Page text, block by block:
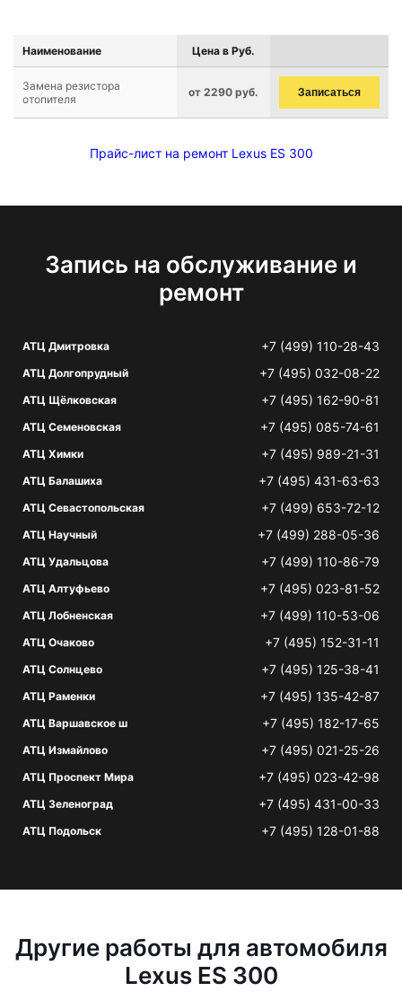
Наименование Цена в Руб.
Замена резистора
отопителя
от 2290 руб. Записаться
Прайс-лист на ремонт Lexus ES 300
Запись на обслуживание и
ремонт
АТЦ Дмитровка +7 (499) 110-28-43
АТЦ Долгопрудный +7 (495) 032-08-22
АТЦ Щёлковская +7 (495) 162-90-81
АТЦ Семеновская +7 (495) 085-74-61
АТЦ Химки +7 (495) 989-21-31
АТЦ Балашиха +7 (495) 431-63-63
АТЦ Севастопольская +7 (499) 653-72-12
АТЦ Научный +7 (499) 288-05-36
АТЦ Удальцова +7 (499) 110-86-79
АТЦ Алтуфьево +7 (495) 023-81-52
АТЦ Лобненская +7 (499) 110-53-06
АТЦ Очаково +7 (495) 152-31-11
АТЦ Солнцево +7 (495) 125-38-41
АТЦ Раменки +7 (495) 135-42-87
АТЦ Варшавское ш +7 (495) 182-17-65
АТЦ Измайлово +7 (495) 021-25-26
АТЦ Проспект Мира +7 (495) 023-42-98
АТЦ Зеленоград +7 (495) 431-00-33
АТЦ Подольск +7 (495) 128-01-88
Другие работы для автомобиля
Lexus ES 300